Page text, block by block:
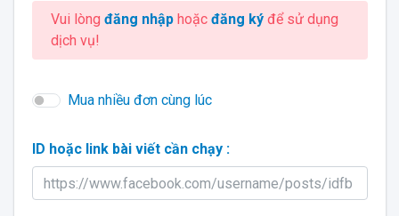
Vui lòng đăng nhậphoặc đăng kýđể sử dụng
dịch vụ!
Mua nhiều đơn cùng lúc
ID hoặc link bài viết cần chạy :